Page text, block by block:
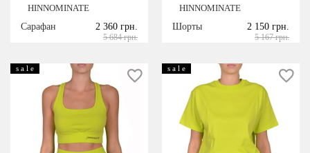
HINNOMINATE
Сарафан
2 360 грн.
5 684 грн.
HINNOMINATE
Шорты
2 150 грн.
5 167 грн.
s a l e s a l e